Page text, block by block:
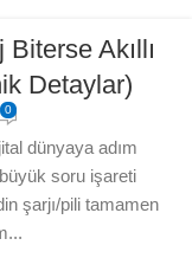
Akıllı
Detaylar)
0
dünyaya adım
soru işareti
şarjı/pili tamamen